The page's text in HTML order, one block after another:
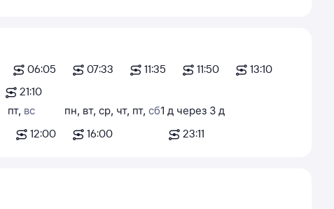
06:05 07:33 11:35 11:50
13:10
21:10
пт, вс
12:00
пн, вт, ср, чт, пт, сб
16:00
1 д через 3 д
23:11